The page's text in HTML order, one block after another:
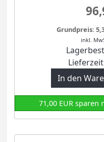
Grundpreis:
inkl.
In den
71,00 EUR